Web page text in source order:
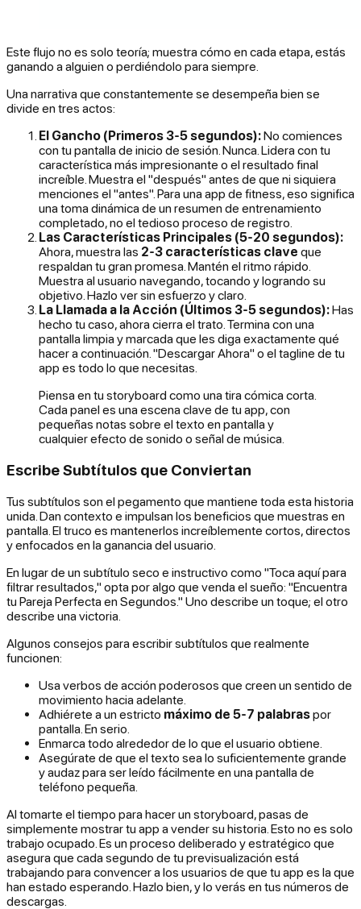
Este flujo no es solo teoría; muestra cómo en cada etapa, estás
ganando a alguien o perdiéndolo para siempre.
Una narrativa que constantemente se desempeña bien se
divide en tres actos:
El Gancho (Primeros 3-5 segundos):No comiences
con tu pantalla de inicio de sesión. Nunca. Lidera con tu
característica más impresionante o el resultado final
increíble. Muestra el "después" antes de que ni siquiera
menciones el "antes". Para una app de fitness, eso significa
una toma dinámica de un resumen de entrenamiento
completado, no el tedioso proceso de registro.
Las Características Principales (5-20 segundos):
Ahora, muestra las 2-3 características clave que
respaldan tu gran promesa. Mantén el ritmo rápido.
Muestra al usuario navegando, tocando y logrando su
objetivo. Hazlo ver sin esfuerzo y claro.
La Llamada a la Acción (Últimos 3-5 segundos):Has
hecho tu caso, ahora cierra el trato. Termina con una
pantalla limpia y marcada que les diga exactamente qué
hacer a continuación. "Descargar Ahora" o el tagline de tu
app es todo lo que necesitas.
Piensa en tu storyboard como una tira cómica corta.
Cada panel es una escena clave de tu app, con
pequeñas notas sobre el texto en pantalla y
cualquier efecto de sonido o señal de música.
Escribe Subtítulos que Conviertan
Tus subtítulos son el pegamento que mantiene toda esta historia
unida. Dan contexto e impulsan los beneficios que muestras en
pantalla. El truco es mantenerlos increíblemente cortos, directos
y enfocados en la ganancia del usuario.
En lugar de un subtítulo seco e instructivo como "Toca aquí para
filtrar resultados," opta por algo que venda el sueño: "Encuentra
tu Pareja Perfecta en Segundos." Uno describe un toque; el otro
describe una victoria.
Algunos consejos para escribir subtítulos que realmente
funcionen:
Usa verbos de acción poderosos que creen un sentido de
movimiento hacia adelante.
Adhiérete a un estricto máximo de 5-7 palabraspor
pantalla. En serio.
Enmarca todo alrededor de lo que el usuario obtiene.
Asegúrate de que el texto sea lo suficientemente grande
y audaz para ser leído fácilmente en una pantalla de
teléfono pequeña.
Al tomarte el tiempo para hacer un storyboard, pasas de
simplemente mostrartu app a vendersu historia. Esto no es solo
trabajo ocupado. Es un proceso deliberado y estratégico que
asegura que cada segundo de tu previsualización está
trabajando para convencer a los usuarios de que tu app es la que
han estado esperando. Hazlo bien, y lo verás en tus números de
descargas.